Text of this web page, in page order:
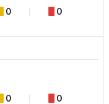
0 0
0 0